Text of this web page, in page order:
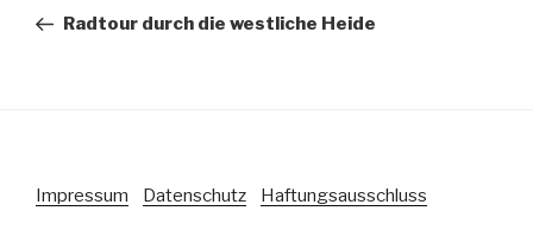
Beitrag
Radtour durch die westliche Heide
Impressum Datenschutz Haftungsausschluss